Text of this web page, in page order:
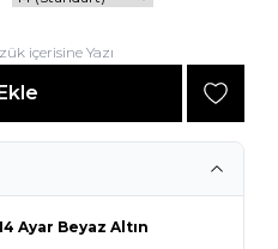
içerisine Yazı
Ayar Beyaz Altın